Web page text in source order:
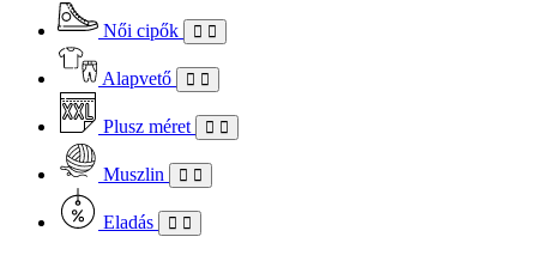
Női cipők
Alapvető
Plusz méret
Muszlin
Eladás